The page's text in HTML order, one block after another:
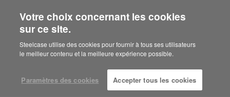
Are you in United States?
Would you like to see Products we sell in
your region?
English
Español
Idées d'aménagement
AFFICHER LES FILTRES
Votre choix concernant les cookies
sur ce site.
Steelcase utilise des cookies pour fournir à tous ses utilisateurs
le meilleur contenu et la meilleure expérience possible.
Paramètres des cookies Accepter tous les cookies